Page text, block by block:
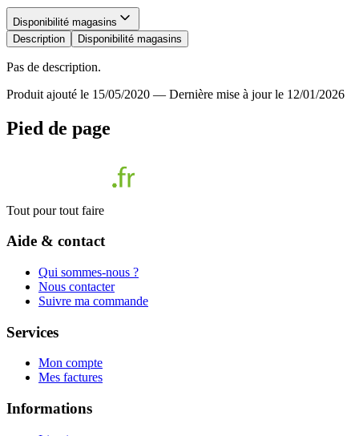
Disponibilité magasins
Description
Disponibilité magasins
Pas de description.
Produit ajouté le 15/05/2020 — Dernière mise à jour le 12/01/2026
Pied de page
Tout pour tout faire
Aide & contact
Qui sommes-nous ?
Nous contacter
Suivre ma commande
Services
Mon compte
Mes factures
Informations